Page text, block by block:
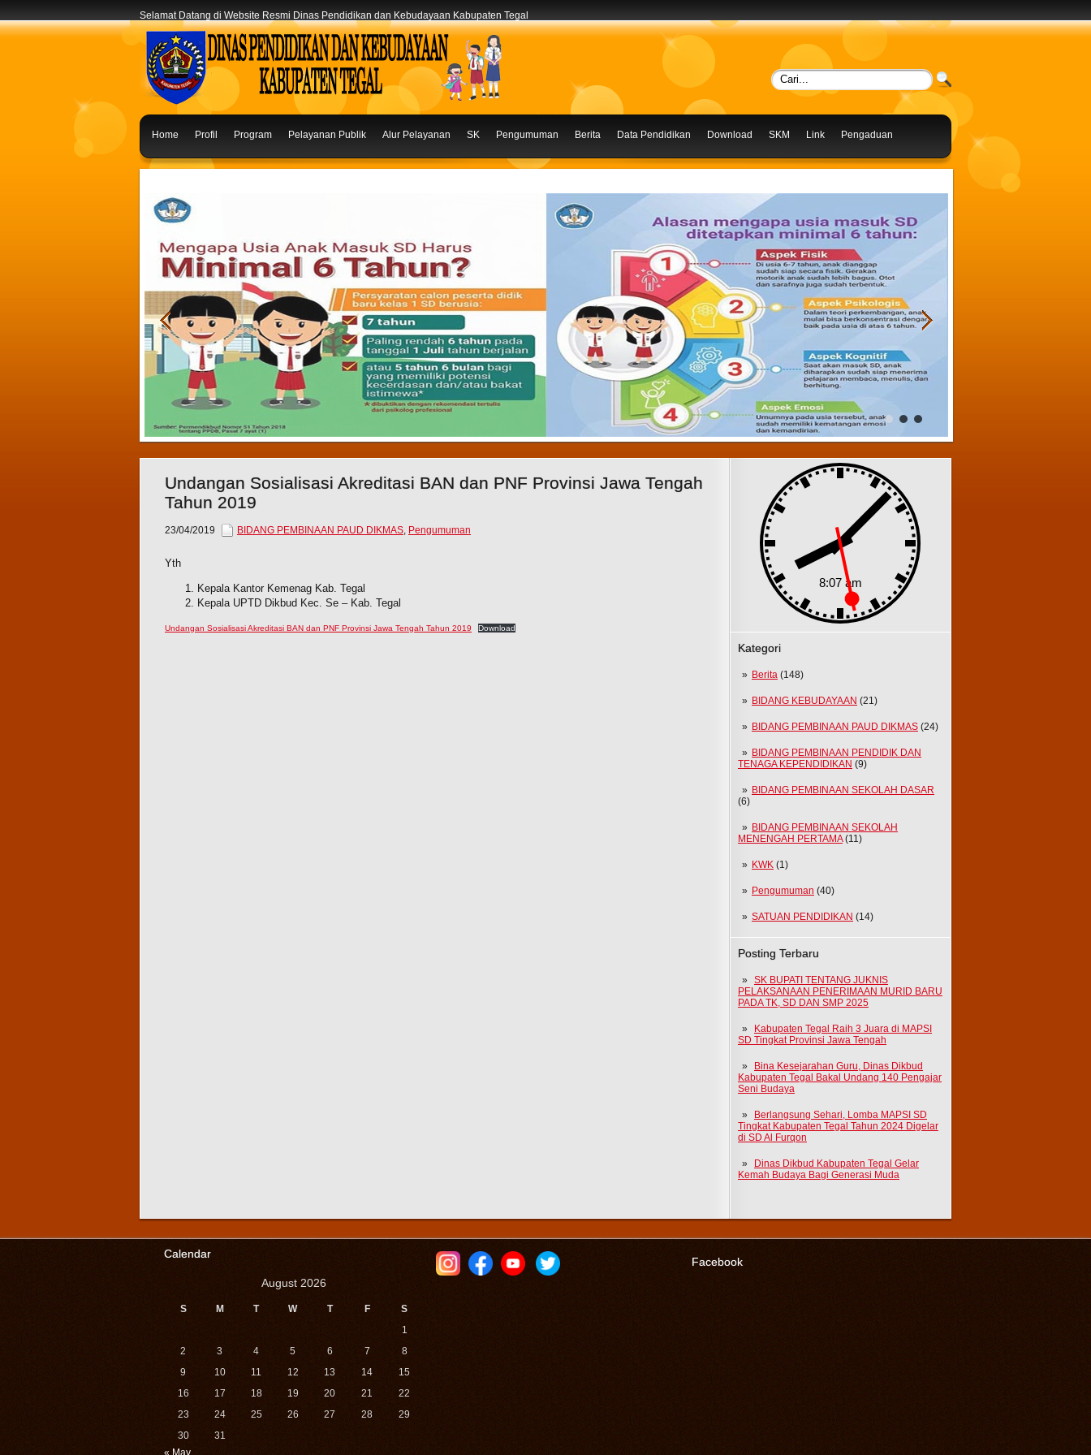
Selamat Datang di Website Resmi Dinas Pendidikan dan Kebudayaan Kabupaten Tegal
Home Profil Program Pelayanan Publik Alur Pelayanan SK Pengumuman Berita Data Pendidikan Download SKM Link Pengaduan
Kategori
Berita (148)
BIDANG KEBUDAYAAN (21)
BIDANG PEMBINAAN PAUD DIKMAS (24)
BIDANG PEMBINAAN PENDIDIK DAN
TENAGA KEPENDIDIKAN (9)
BIDANG PEMBINAAN SEKOLAH DASAR
(6)
BIDANG PEMBINAAN SEKOLAH
MENENGAH PERTAMA(11)
KWK (1)
Pengumuman (40)
SATUAN PENDIDIKAN (14)
Posting Terbaru
SK BUPATI TENTANG JUKNIS
PELAKSANAAN PENERIMAAN MURID BARU
PADA TK, SD DAN SMP 2025
Kabupaten Tegal Raih 3 Juara di MAPSI
SD Tingkat Provinsi Jawa Tengah
Bina Kesejarahan Guru, Dinas Dikbud
Kabupaten Tegal Bakal Undang 140 Pengajar
Seni Budaya
Berlangsung Sehari, Lomba MAPSI SD
Tingkat Kabupaten Tegal Tahun 2024 Digelar
di SD Al Furqon
Dinas Dikbud Kabupaten Tegal Gelar
Kemah Budaya Bagi Generasi Muda
Undangan Sosialisasi Akreditasi BAN dan PNF Provinsi Jawa Tengah
Tahun 2019
23/04/2019 BIDANG PEMBINAAN PAUD DIKMAS, Pengumuman
Yth
Kepala Kantor Kemenag Kab. Tegal
Kepala UPTD Dikbud Kec. Se – Kab. Tegal
Undangan Sosialisasi Akreditasi BAN dan PNF Provinsi Jawa Tengah Tahun 2019 Download
Calendar
August 2026
S M T W T F
S
1
2
3 4 5 6 7
8
9
10 11 12 13 14
15
16
17 18 19 20 21
22
23
24 25 26 27 28
29
30
31
« May
Facebook